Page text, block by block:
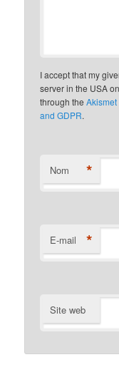
I accept that my
server in the USA
through theAkismet
and GDPR.
Nom *
E-mail *
Site web